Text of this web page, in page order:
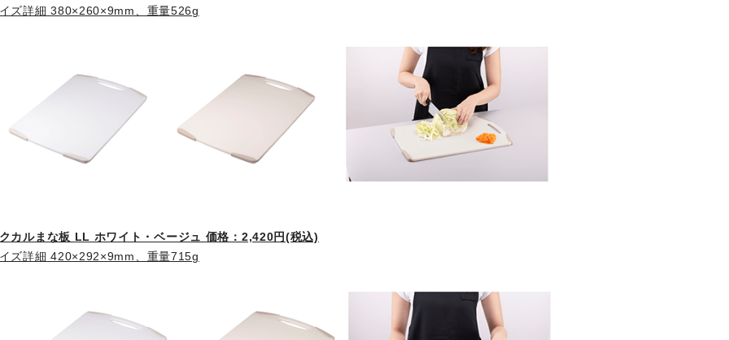
ズ詳細 380×260×9mm、重量526g
カルまな板 LL ホワイト・ベージュ 価格：2,420円(税込)
ズ詳細 420×292×9mm、重量715g